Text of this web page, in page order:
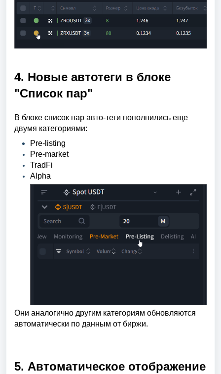
4. Новые автотеги в блоке
"Список пар"
В блоке список пар авто-теги пополнились еще
двумя категориями:
Pre-listing
Pre-market
TrаdFi
Alpha
Они аналогично другим категориям обновляются
автоматически по данным от биржи.
5. Автоматическое отображение